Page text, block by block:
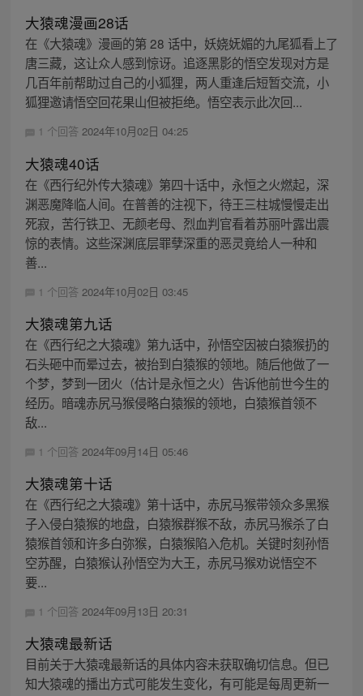
大猿魂漫画28话
在《大猿魂》漫画的第 28 话中，妖娆妩媚的九尾狐看上了
唐三藏，这让众人感到惊讶。追逐黑影的悟空发现对方是
几百年前帮助过自己的小狐狸，两人重逢后短暂交流，小
狐狸邀请悟空回花果山但被拒绝。悟空表示此次回...
1 个回答 2024年10月02日 04:25
大猿魂40话
在《西行纪外传大猿魂》第四十话中，永恒之火燃起，深
渊恶魔降临人间。在普善的注视下，待王三柱城慢慢走出
死寂，苦行铁卫、无颜老母、烈血判官看着苏丽叶露出震
惊的表情。这些深渊底层罪孽深重的恶灵竟给人一种和
善...
1 个回答 2024年10月02日 03:45
大猿魂第九话
在《西行纪之大猿魂》第九话中，孙悟空因被白猿猴扔的
石头砸中而晕过去，被抬到白猿猴的领地。随后他做了一
个梦，梦到一团火（估计是永恒之火）告诉他前世今生的
经历。暗魂赤尻马猴侵略白猿猴的领地，白猿猴首领不
敌...
1 个回答 2024年09月14日 05:46
大猿魂第十话
在《西行纪之大猿魂》第十话中，赤尻马猴带领众多黑猴
子入侵白猿猴的地盘，白猿猴群猴不敌，赤尻马猴杀了白
猿猴首领和许多白弥猴，白猿猴陷入危机。关键时刻孙悟
空苏醒，白猿猴认孙悟空为大王，赤尻马猴劝说悟空不
要...
1 个回答 2024年09月13日 20:31
大猿魂最新话
目前关于大猿魂最新话的具体内容未获取确切信息。但已
知大猿魂的播出方式可能发生变化，有可能是每周更新一